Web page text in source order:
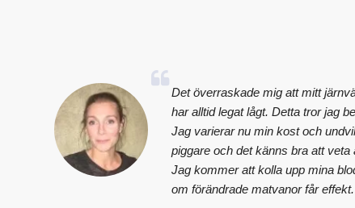
Det överraskade mig att mitt
har alltid legat lågt. Detta tror jag
Jag varierar nu min kost och
piggare och det känns bra att
Jag kommer att kolla upp mina
om förändrade matvanor får effekt.